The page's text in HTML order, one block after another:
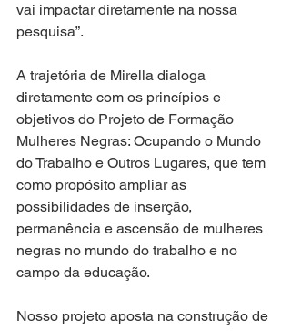
vai impactar diretamente na nossa
pesquisa”.
A trajetória de Mirella dialoga
diretamente com os princípios e
objetivos do Projeto de Formação
Mulheres Negras: Ocupando o Mundo
do Trabalho e Outros Lugares, que tem
como propósito ampliar as
possibilidades de inserção,
permanência e ascensão de mulheres
negras no mundo do trabalho e no
campo da educação.
Nosso projeto aposta na construção de